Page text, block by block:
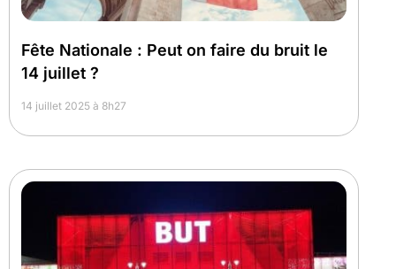
Fête Nationale : Peut on faire du bruit le
14 juillet ?
14 juillet 2025 à 8h27